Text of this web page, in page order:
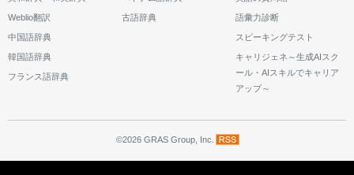
Weblio翻訳
中国語辞典
韓国語辞典
フランス語辞典
古語辞典 語彙力診断
スピーキングテスト
キャリジェネ～生成AIスク
ール・AIスキルでキャリア
アップ～
©2026 GRAS Group, Inc.